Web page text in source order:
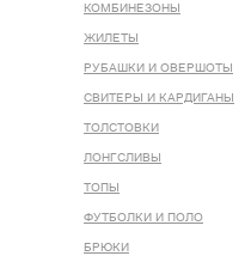
КОМБИНЕЗОНЫ
ЖИЛЕТЫ
РУБАШКИ И ОВЕРШОТЫ
СВИТЕРЫ И КАРДИГАНЫ
ТОЛСТОВКИ
ЛОНГСЛИВЫ
ТОПЫ
ФУТБОЛКИ И ПОЛО
БРЮКИ